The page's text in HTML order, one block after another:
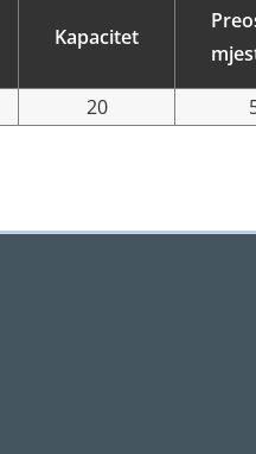
Kapacitet
20